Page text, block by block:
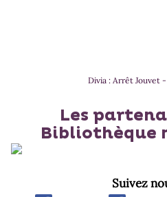
Divia : Arrêt Jouvet
Les
Bibliothèque
Suivez